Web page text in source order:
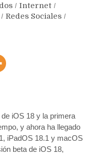
/ Internet /
/ Redes Sociales /
iOS 18 y la primera
y ahora ha llegado
iPadOS 18.1 y macOS
beta de ‌iOS 18‌,